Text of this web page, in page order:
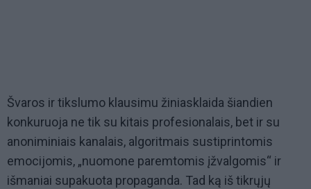
Švaros ir tikslumo klausimu žiniasklaida šiandien
konkuruoja ne tik su kitais profesionalais, bet ir su
anoniminiais kanalais, algoritmais sustiprintomis
emocijomis, „nuomone paremtomis įžvalgomis“ ir
išmaniai supakuota propaganda. Tad ką iš tikrųjų